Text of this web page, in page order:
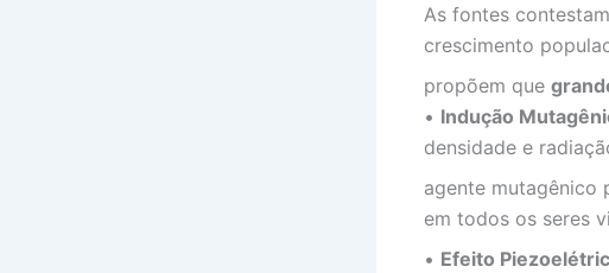
As fontes
crescimento
propõem que
• Indução
densidade e
agente mutagênico
em todos os seres
• Efeito